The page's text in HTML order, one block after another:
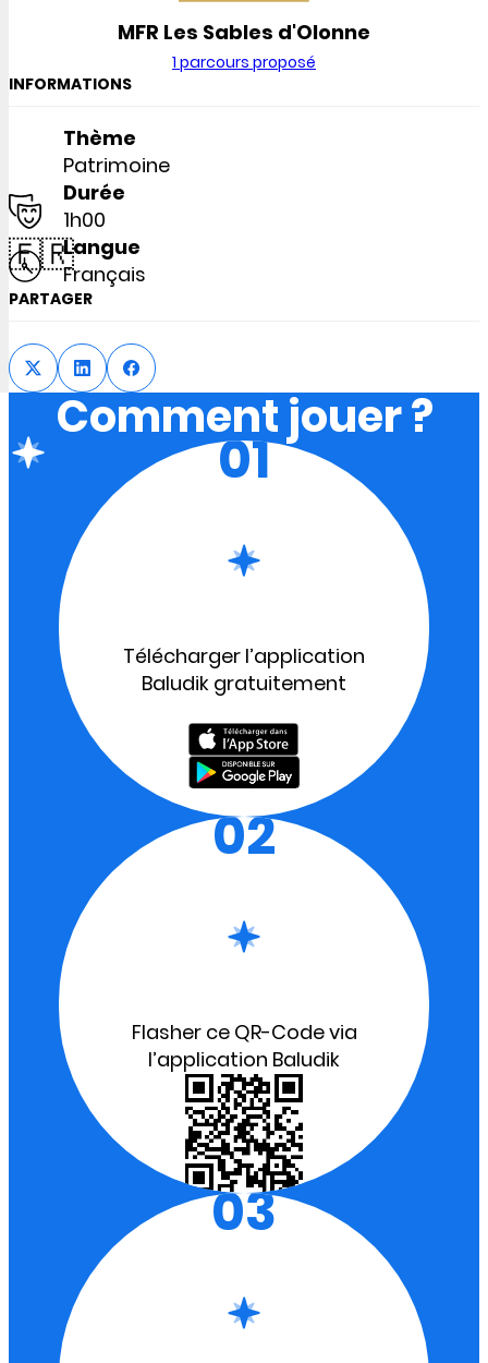
MFR Les Sables d'Olonne
1 parcours proposé
INFORMATIONS
Thème
Patrimoine
Durée
1h00
🇫🇷Langue
Français
PARTAGER
Comment jouer ?
01
Télécharger l’application
Baludik gratuitement
02
Flasher ce QR-Code via
l’application Baludik
03